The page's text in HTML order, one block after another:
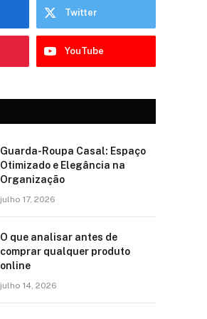
Twitter
YouTube
Guarda-Roupa Casal: Espaço
Otimizado e Elegância na
Organização
julho 17, 2026
O que analisar antes de
comprar qualquer produto
online
julho 14, 2026